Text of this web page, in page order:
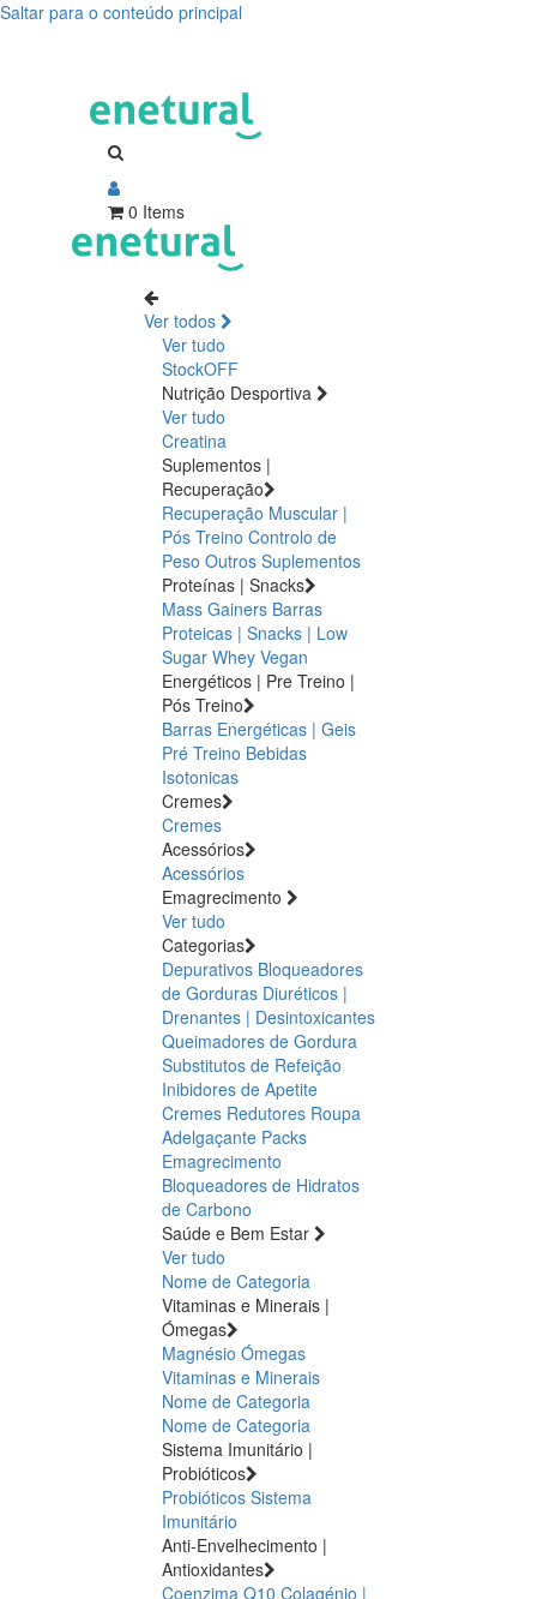
Saltar para o conteúdo principal
0 Items
Ver todos
Ver tudo
StockOFF
Nutrição Desportiva
Ver tudo
Creatina
Suplementos |
Recuperação
Recuperação Muscular |
Pós Treino Controlo de
Peso Outros Suplementos
Proteínas | Snacks
Mass Gainers Barras
Proteicas | Snacks | Low
Sugar Whey Vegan
Energéticos | Pre Treino |
Pós Treino
Barras Energéticas | Geis
Pré Treino Bebidas
Isotonicas
Cremes
Cremes
Acessórios
Acessórios
Emagrecimento
Ver tudo
Categorias
Depurativos Bloqueadores
de Gorduras Diuréticos |
Drenantes | Desintoxicantes
Queimadores de Gordura
Substitutos de Refeição
Inibidores de Apetite
Cremes Redutores Roupa
Adelgaçante Packs
Emagrecimento
Bloqueadores de Hidratos
de Carbono
Saúde e Bem Estar
Ver tudo
Nome de Categoria
Vitaminas e Minerais |
Ómegas
Magnésio Ómegas
Vitaminas e Minerais
Nome de Categoria
Nome de Categoria
Sistema Imunitário |
Probióticos
Probióticos Sistema
Imunitário
Anti-Envelhecimento |
Antioxidantes
Coenzima Q10 Colagénio |